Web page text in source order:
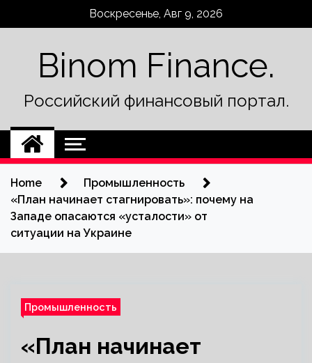
Воскресенье, Авг 9, 2026
Binom Finance.
Российский финансовый портал.
Home
Промышленность
«План начинает стагнировать»: почему на
Западе опасаются «усталости» от
ситуации на Украине
Промышленность
«План начинает